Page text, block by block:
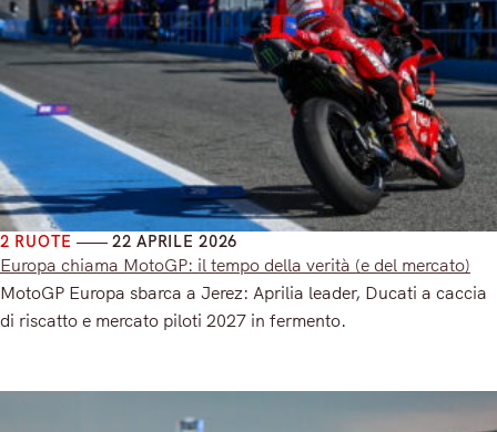
2 RUOTE 22 APRILE 2026
Europa chiama MotoGP: il tempo della verità (e del mercato)
MotoGP Europa sbarca a Jerez: Aprilia leader, Ducati a caccia
di riscatto e mercato piloti 2027 in fermento.